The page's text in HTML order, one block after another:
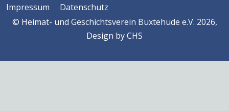
Impressum
Datenschutz
© Heimat- und Geschichtsverein Buxtehude e.V. 2026,
Design byCHS